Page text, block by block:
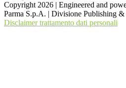
Copyright 2026 | Engineered and
Parma S.p.A. | Divisione Publishing
Disclaimer trattamento dati personali